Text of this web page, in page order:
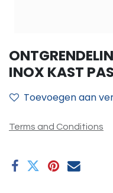
INOX KAST
Toevoegen aan
Terms and Conditions